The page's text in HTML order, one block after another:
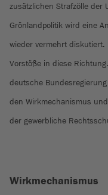
zusätzlichen Strafzölle der
Grönlandpolitik wird eine
wieder vermehrt diskutiert.
Vorstöße in diese
deutsche
den Wirkmechanismus
der gewerbliche
Wirkmechanismus